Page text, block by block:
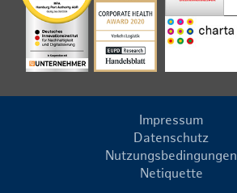
Impressum
Datenschutz
Nutzungsbedingungen
Netiquette